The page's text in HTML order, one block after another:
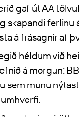
gaf út AA
skapandi ferlinu
á frásagnir af
héldum við
á morgun:
sem munu